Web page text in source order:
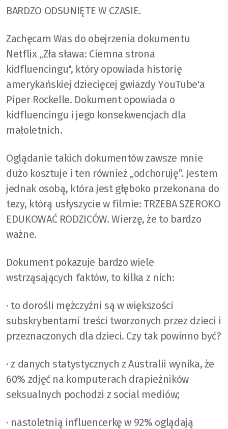
BARDZO ODSUNIĘTE W CZASIE.
Zachęcam Was do obejrzenia dokumentu
Netflix „Zła sława: Ciemna strona
kidfluencingu", który opowiada historię
amerykańskiej dziecięcej gwiazdy YouTube'a
Piper Rockelle. Dokument opowiada o
kidfluencingu i jego konsekwencjach dla
małoletnich.
Oglądanie takich dokumentów zawsze mnie
dużo kosztuje i ten również „odchoruję”. Jestem
jednak osobą, która jest głęboko przekonana do
tezy, którą usłyszycie w filmie: TRZEBA SZEROKO
EDUKOWAĆ RODZICÓW. Wierzę, że to bardzo
ważne.
Dokument pokazuje bardzo wiele
wstrząsających faktów, to kilka z nich:
· to dorośli mężczyźni są w większości
subskrybentami treści tworzonych przez dzieci i
przeznaczonych dla dzieci. Czy tak powinno być?
· z danych statystycznych z Australii wynika, że
60% zdjęć na komputerach drapieżników
seksualnych pochodzi z social mediów;
· nastoletnią influencerkę w 92% oglądają